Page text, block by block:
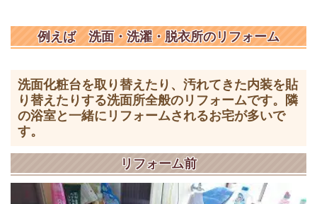
例えば 洗面・洗濯・脱衣所のリフォーム
洗面化粧台を取り替えたり、汚れてきた内装を貼
り替えたりする洗面所全般のリフォームです。隣
の浴室と一緒にリフォームされるお宅が多いで
す。
リフォーム前